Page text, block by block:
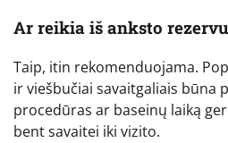
Ar reikia iš anksto
Taip, itin rekomenduojama.
ir viešbučiai savaitgaliais būna
procedūras ar baseinų laiką
bent savaitei iki vizito.